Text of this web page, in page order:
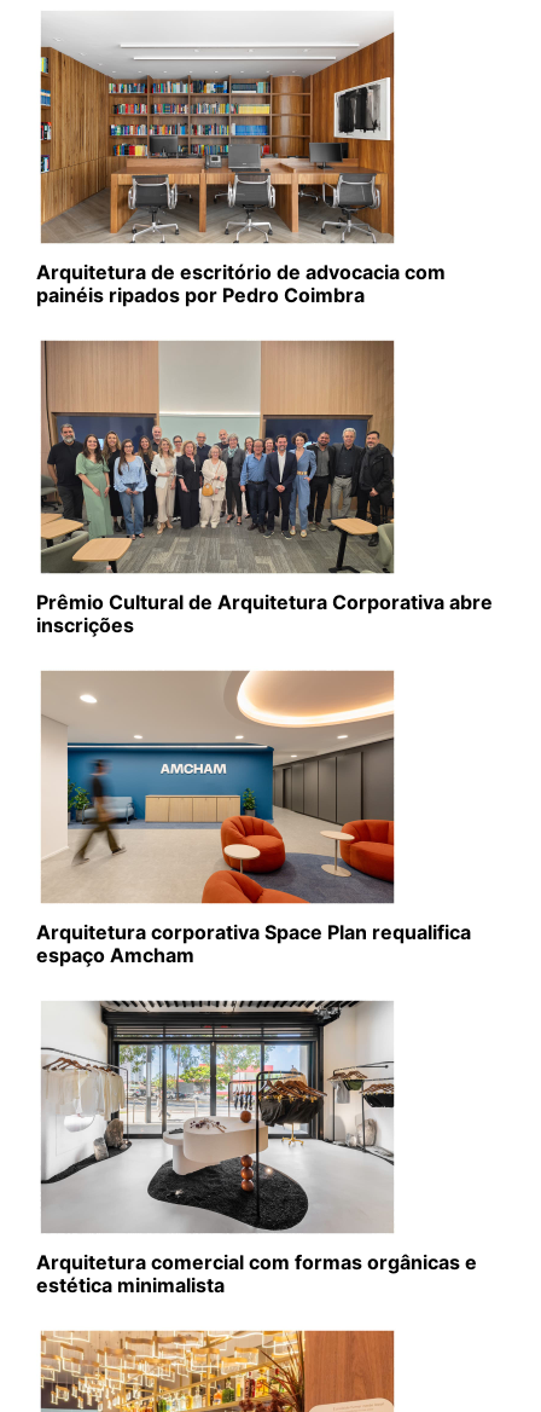
Arquitetura de escritório de advocacia com
painéis ripados por Pedro Coimbra
Prêmio Cultural de Arquitetura Corporativa abre
inscrições
Arquitetura corporativa Space Plan requalifica
espaço Amcham
Arquitetura comercial com formas orgânicas e
estética minimalista